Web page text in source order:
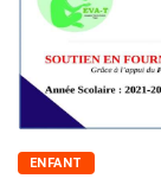
ENFANT